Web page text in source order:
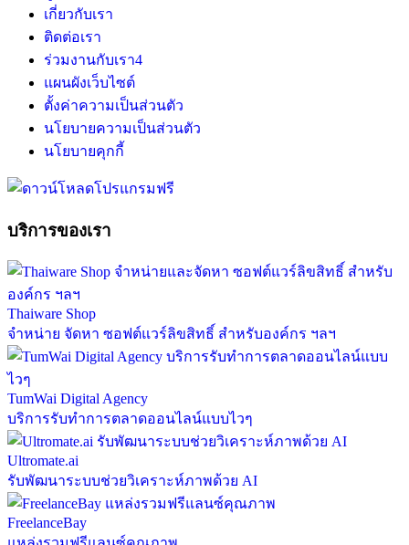
เกี่ยวกับเรา
ติดต่อเรา
ร่วมงานกับเรา4
แผนผังเว็บไซต์
ตั้งค่าความเป็นส่วนตัว
นโยบายความเป็นส่วนตัว
นโยบายคุกกี้
บริการของเรา
Thaiware Shop
จำหน่าย จัดหา ซอฟต์แวร์ลิขสิทธิ์ สำหรับองค์กร ฯลฯ
TumWai Digital Agency
บริการรับทำการตลาดออนไลน์แบบไวๆ
Ultromate.ai
รับพัฒนาระบบช่วยวิเคราะห์ภาพด้วย AI
FreelanceBay